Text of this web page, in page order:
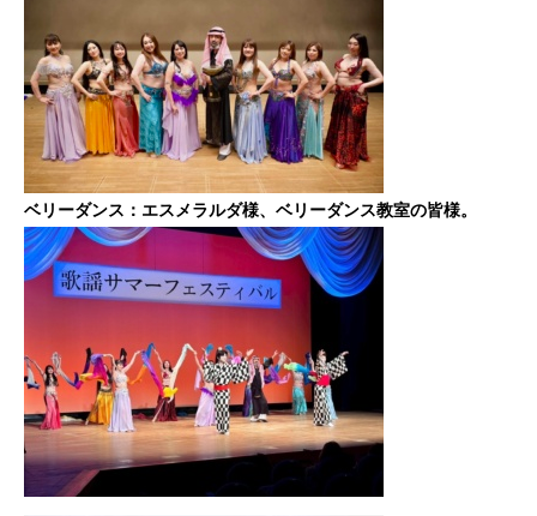
ベリーダンス：エスメラルダ様、ベリーダンス教室の皆様。